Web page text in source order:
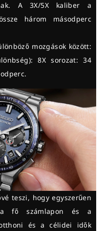
A 3X/5X kaliber a
három másodperc
mozgások között:
8X sorozat: 34
teszi, hogy egyszerűen
a fő számlapon és a
és a célidei idők